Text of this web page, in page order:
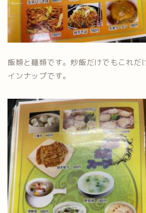
飯類と麺類です。炒飯だけでもこれだ
インナップです。